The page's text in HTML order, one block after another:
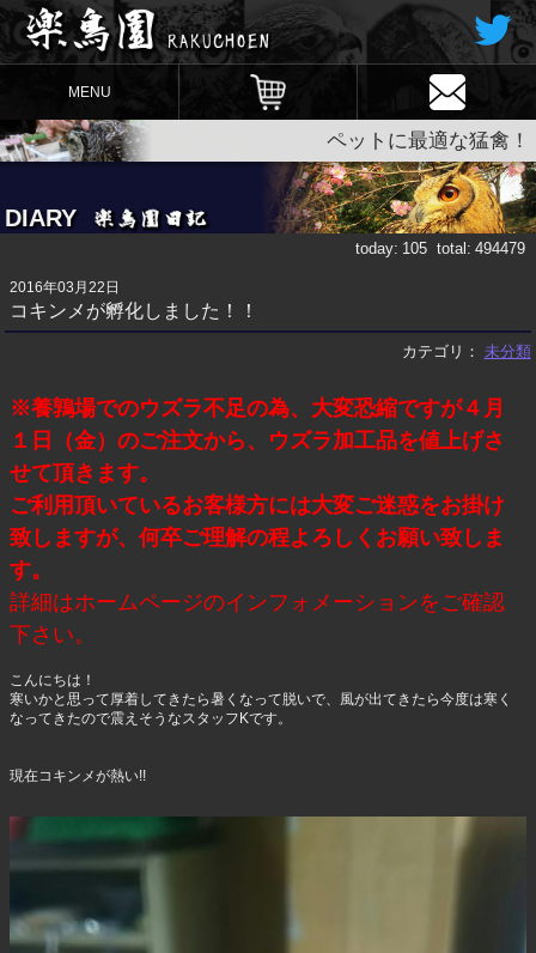
MENU
ペットに最適な猛禽！
DIARY
today: 105 total: 494479
2016年03月22日
コキンメが孵化しました！！
カテゴリ： 未分類
※養鶉場でのウズラ不足の為、大変恐縮ですが４月
１日（金）のご注文から、ウズラ加工品を値上げさ
せて頂きます。
ご利用頂いているお客様方には大変ご迷惑をお掛け
致しますが、何卒ご理解の程よろしくお願い致しま
す。
詳細はホームページのインフォメーションをご確認
下さい。
こんにちは！
寒いかと思って厚着してきたら暑くなって脱いで、風が出てきたら今度は寒く
なってきたので震えそうなスタッフKです。
現在コキンメが熱い!!